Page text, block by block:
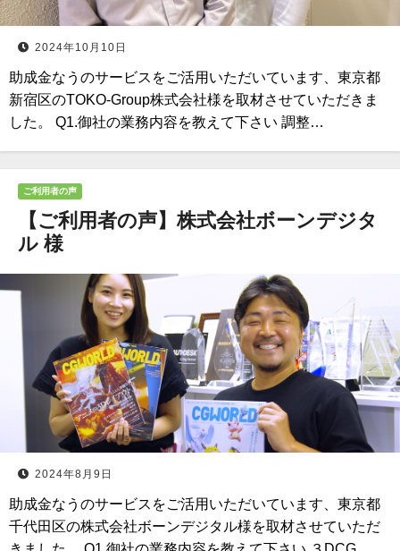
2024年10月10日
助成金なうのサービスをご活用いただいています、東京都
新宿区のTOKO-Group株式会社様を取材させていただきま
した。 Q1.御社の業務内容を教えて下さい 調整…
ご利用者の声
【ご利用者の声】株式会社ボーンデジタ
ル 様
2024年8月9日
助成金なうのサービスをご活用いただいています、東京都
千代田区の株式会社ボーンデジタル様を取材させていただ